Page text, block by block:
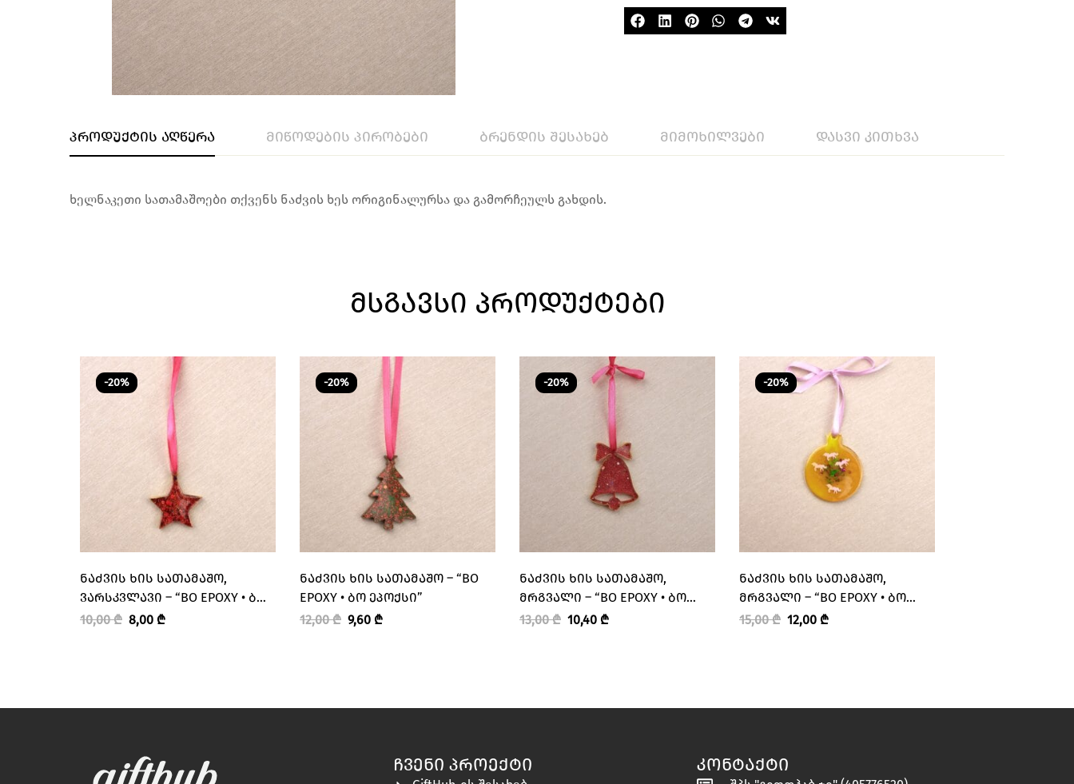
პროდუქტის აღწერა მიწოდების პირობები ბრენდის შესახებ მიმოხილვები დასვი კითხვა
ხელნაკეთი სათამაშოები თქვენს ნაძვის ხეს ორიგინალურსა და გამორჩეულს გახდის.
ᲛᲡᲒᲐᲕᲡᲘ ᲞᲠᲝᲓᲣᲥᲢᲔᲑᲘ
-20%
ᲜᲐᲫᲕᲘᲡ ᲮᲘᲡ ᲡᲐᲗᲐᲛᲐᲨᲝ,
ᲕᲐᲠᲡᲙᲕᲚᲐᲕᲘ – “BO EPOXY • ᲑᲝ
ᲔᲞᲝᲥᲡᲘ”
10,00₾ 8,00 ₾
-20%
ᲜᲐᲫᲕᲘᲡ ᲮᲘᲡ ᲡᲐᲗᲐᲛᲐᲨᲝ – “BO
EPOXY • ᲑᲝ ᲔᲞᲝᲥᲡᲘ”
12,00₾ 9,60 ₾
-20%
ᲜᲐᲫᲕᲘᲡ ᲮᲘᲡ ᲡᲐᲗᲐᲛᲐᲨᲝ,
ᲛᲠᲒᲕᲐᲚᲘ – “BO EPOXY • ᲑᲝ
ᲔᲞᲝᲥᲡᲘ”
13,00₾ 10,40 ₾
-20%
ᲜᲐᲫᲕᲘᲡ ᲮᲘᲡ ᲡᲐᲗᲐᲛᲐᲨᲝ,
ᲛᲠᲒᲕᲐᲚᲘ – “BO EPOXY • ᲑᲝ
ᲔᲞᲝᲥᲡᲘ”
15,00₾ 12,00 ₾
ᲩᲕᲔᲜᲘ ᲞᲠᲝᲔᲥᲢᲘ ᲙᲝᲜᲢᲐᲥᲢᲘ